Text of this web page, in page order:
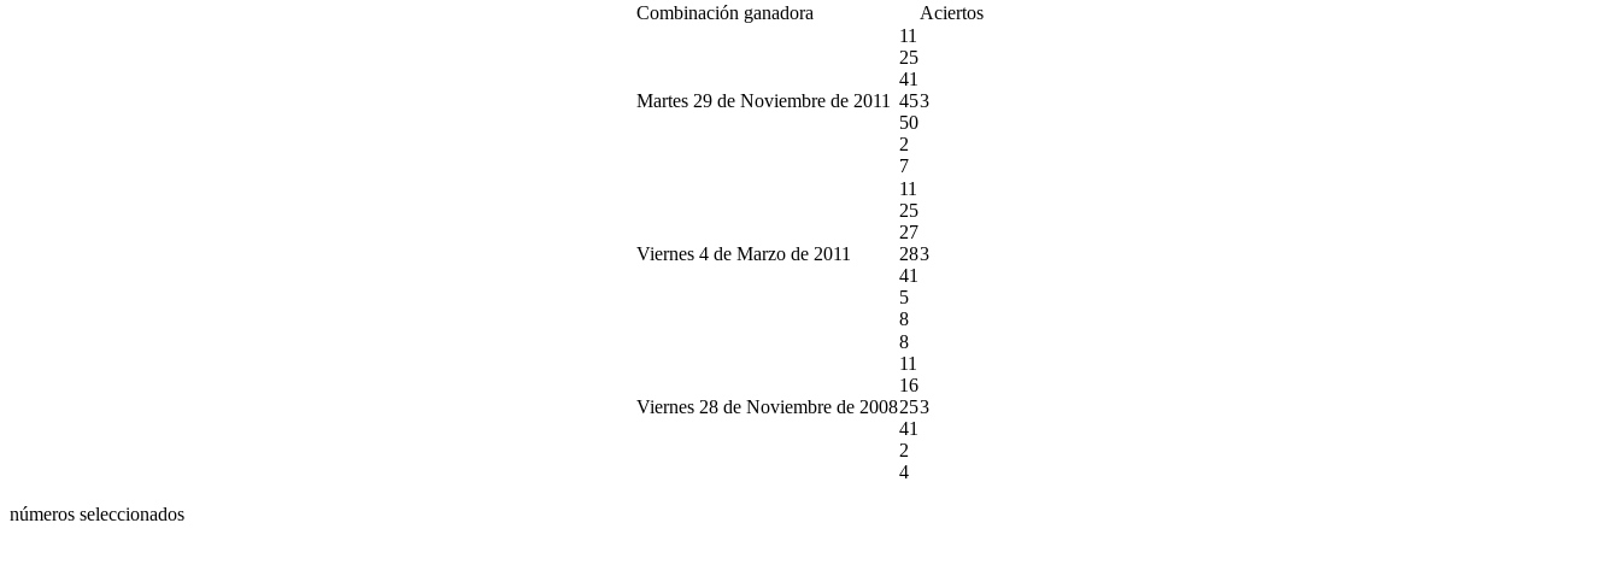
Combinación ganadora Aciertos
Martes 29 de Noviembre de 2011
11
25
41
45
50
2
7
3
Viernes 4 de Marzo de 2011
11
25
27
28
41
5
8
3
Viernes 28 de Noviembre de 2008
8
11
16
25
41
2
4
3
números seleccionados